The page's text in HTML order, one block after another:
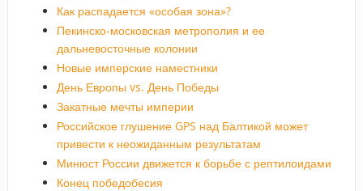
Как распадается «особая зона»?
Пекинско-московская метрополия и ее
дальневосточные колонии
Новые имперские наместники
День Европы vs. День Победы
Закатные мечты империи
Российское глушение GPS над Балтикой может
привести к неожиданным результатам
Минюст России движется к борьбе с рептилоидами
Конец победобесия